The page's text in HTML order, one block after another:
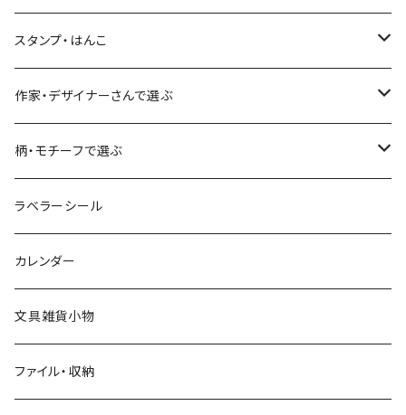
フルーツ・野菜
ミモザ
お花・フラワー・グリーン・植物
水縞
大枝活版室
星燈社
ミナペルホネン
BGM
eric
SAIEN
古川紙工
大枝活版室
表現社（作家もの）
ロール付箋
古川紙工
表現社（作家もの）
スタンプ・はんこ
Hutte paper works
ヨハク
作家・デザイナーさんで選ぶ
ネクタイ
Hutte paper works
ヨハク
eric
浅野みどり
柄・モチーフで選ぶ
フルーツ
食べ物・フード・スイーツ
パン・ブレッド
カフェ
ラベラーシール
カレンダー
文具雑貨小物
ファイル・収納